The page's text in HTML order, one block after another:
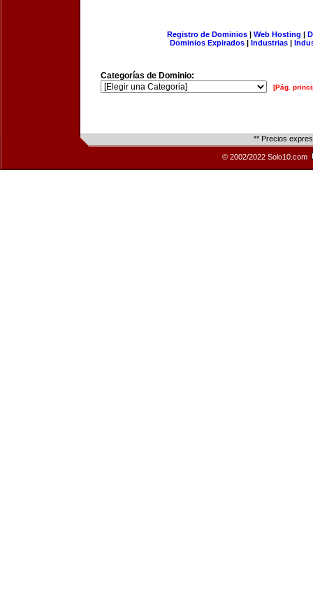
Registro de Dominios| Web Hosting |
Dominios Expirados | Industrias |
Categorías de Dominio:
[Pág.
** Precios
© 2002/2022 Solo10.com